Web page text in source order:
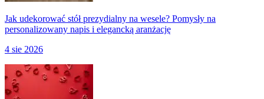
Jak udekorować stół prezydialny na wesele? Pomysły na
personalizowany napis i elegancką aranżację
4 sie 2026